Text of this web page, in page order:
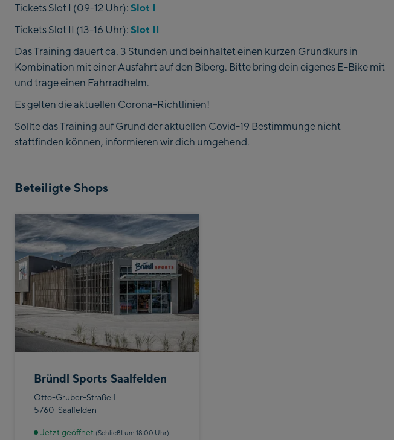
Tickets Slot I (09-12 Uhr): Slot I
Tickets Slot II (13-16 Uhr): Slot II
Das Training dauert ca. 3 Stunden und beinhaltet einen kurzen Grundkurs in
Kombination mit einer Ausfahrt auf den Biberg. Bitte bring dein eigenes E-Bike mit
und trage einen Fahrradhelm.
Es gelten die aktuellen Corona-Richtlinien!
Sollte das Training auf Grund der aktuellen Covid-19 Bestimmunge nicht
stattfinden können, informieren wir dich umgehend.
Beteiligte Shops
Bründl Sports Saalfelden
Otto-Gruber-Straße 1
5760 Saalfelden
Jetzt geöffnet (Schließt um 18:00 Uhr)